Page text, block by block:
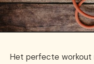
Het perfecte workout